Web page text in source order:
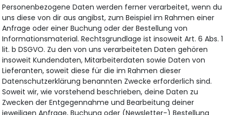
Personenbezogene Daten werden ferner verarbeitet, wenn du
uns diese von dir aus angibst, zum Beispiel im Rahmen einer
Anfrage oder einer Buchung oder der Bestellung von
Informationsmaterial. Rechtsgrundlage ist insoweit Art. 6 Abs. 1
lit. b DSGVO. Zu den von uns verarbeiteten Daten gehören
insoweit Kundendaten, Mitarbeiterdaten sowie Daten von
Lieferanten, soweit diese für die im Rahmen dieser
Datenschutzerklärung benannten Zwecke erforderlich sind.
Soweit wir, wie vorstehend beschrieben, deine Daten zu
Zwecken der Entgegennahme und Bearbeitung deiner
jeweiligen Anfrage, Buchung oder (Newsletter-) Bestellung